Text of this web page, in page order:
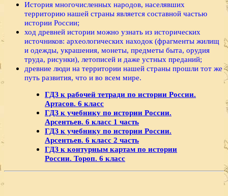
История многочисленных народов, населявших
территорию нашей страны является составной частью
истории России;
ход древней истории можно узнать из исторических
источников: археологических находок (фрагменты жилищ
и одежды, украшения, монеты, предметы быта, орудия
труда, рисунки), летописей и даже устных преданий;
древние люди на территории нашей страны прошли тот же
путь развития, что и во всем мире.
ГДЗ к рабочей тетради по истории России.
Артасов. 6 класс
ГДЗ к учебнику по истории России.
Арсентьев. 6 класс 1 часть
ГДЗ к учебнику по истории России.
Арсентьев. 6 класс 2 часть
ГДЗ к контурным картам по истории
России. Тороп. 6 класс